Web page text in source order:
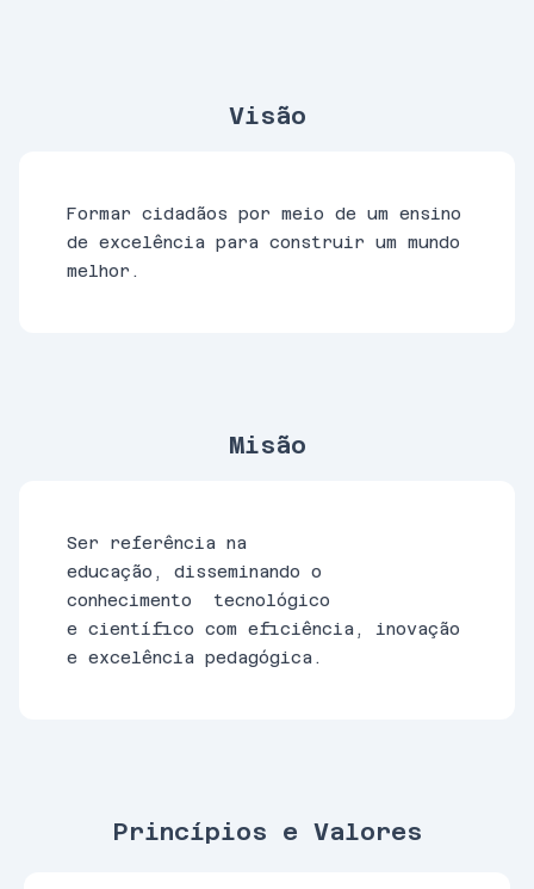
Visão
Formar cidadãos por meio de um ensino
de excelência para construir um mundo
melhor.
Misão
Ser referência na
educação, disseminando o
conhecimento tecnológico
e científico com eficiência, inovação
e excelência pedagógica.
Princípios e Valores